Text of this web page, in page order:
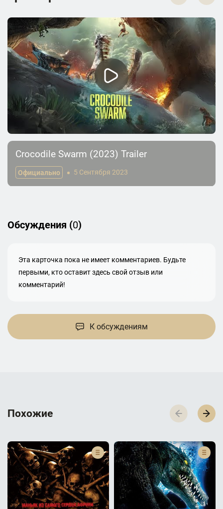
Crocodile Swarm (2023) Trailer
Официально 5 Сентября 2023
Обсуждения (0)
Эта карточка пока не имеет комментариев. Будьте
первыми, кто оставит здесь свой отзыв или
комментарий!
К обсуждениям
П­­­о­­­х­­­о­­­ж­­­и­­­е